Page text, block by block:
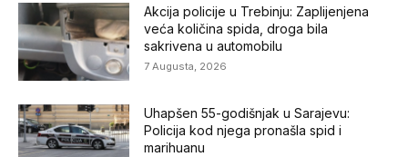
Akcija policije u Trebinju: Zaplijenjena
veća količina spida, droga bila
sakrivena u automobilu
7 Augusta, 2026
Uhapšen 55-godišnjak u Sarajevu:
Policija kod njega pronašla spid i
marihuanu